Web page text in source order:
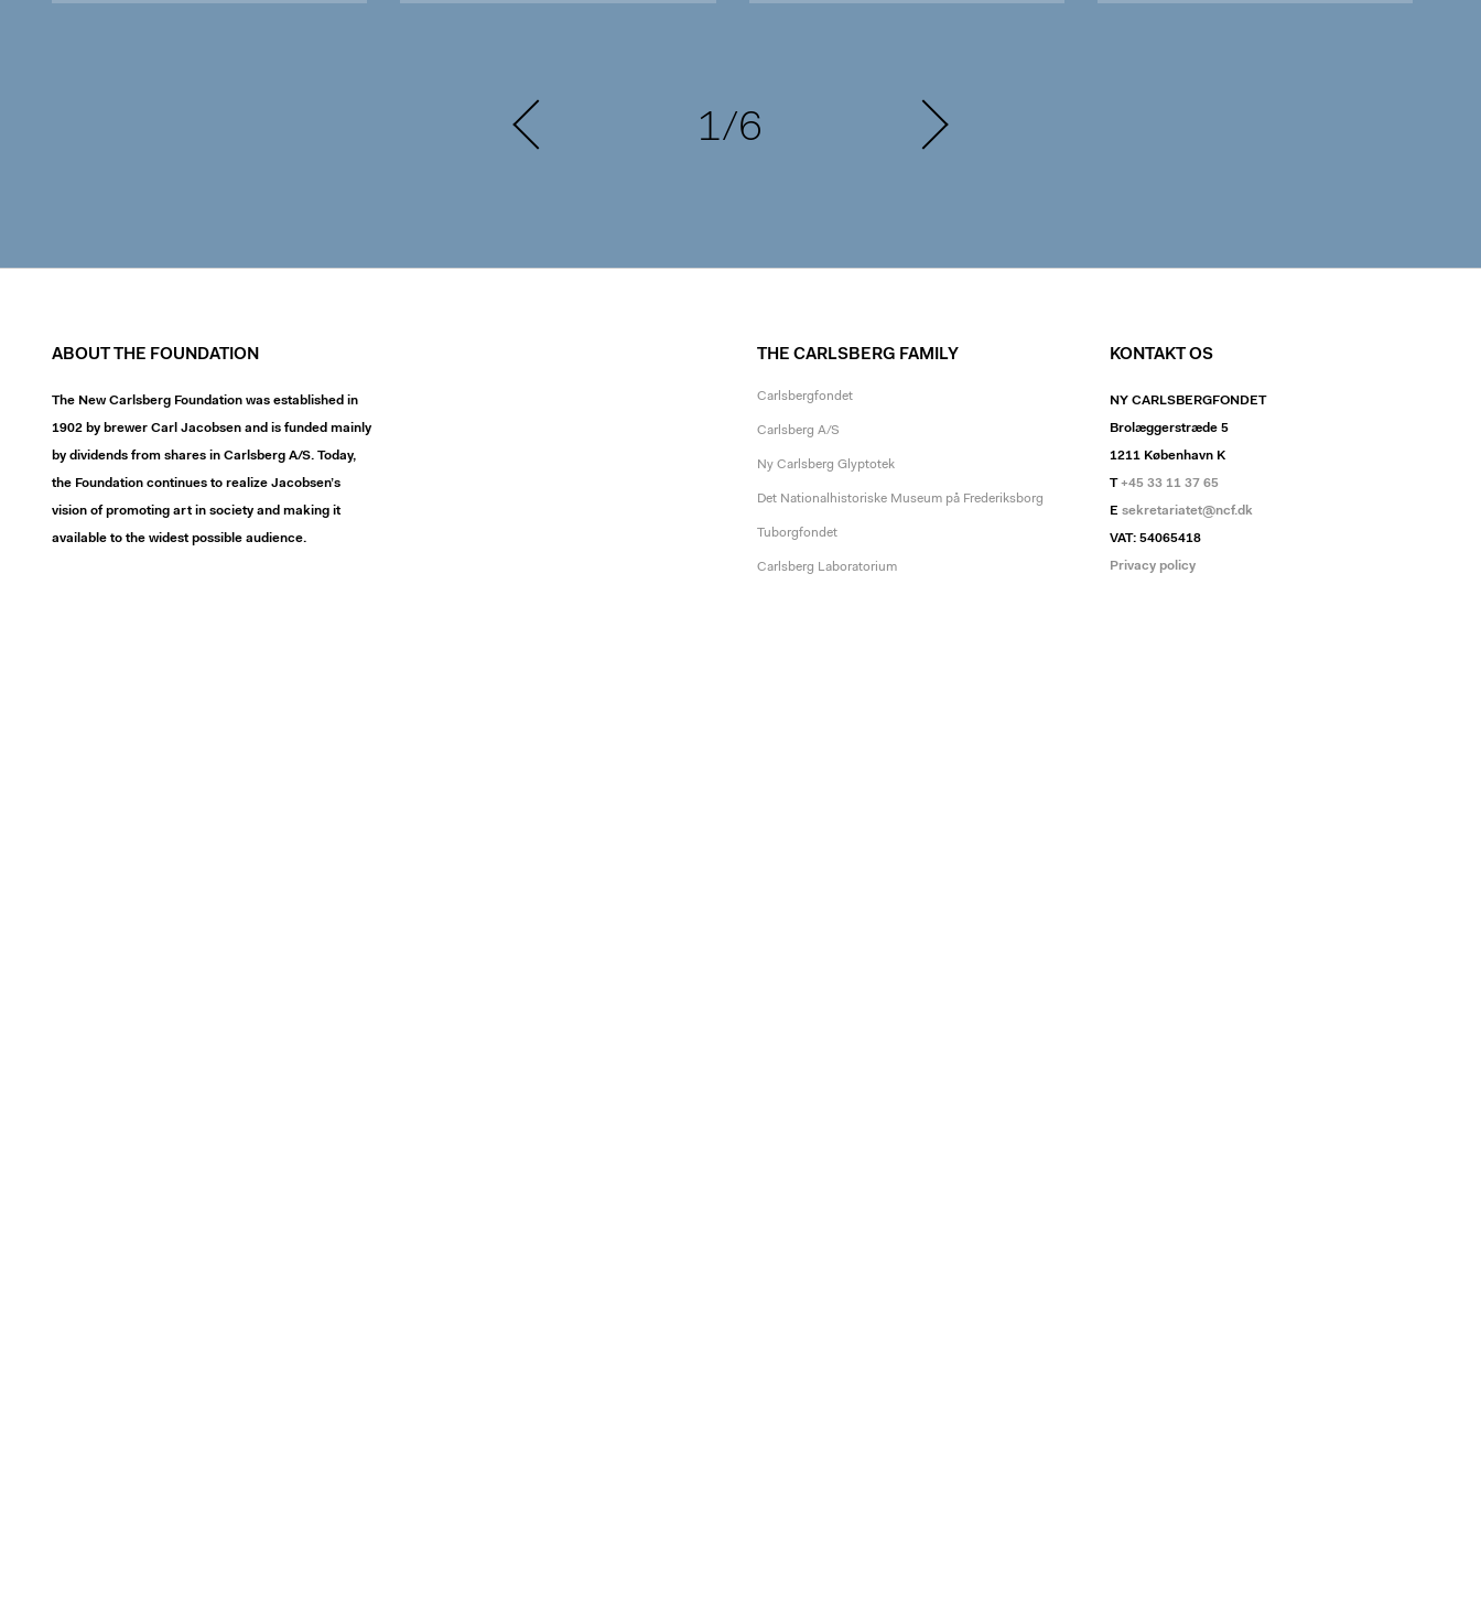
1/6
ABOUT THE FOUNDATION
The New Carlsberg Foundation was established in
1902 by brewer Carl Jacobsen and is funded mainly
by dividends from shares in Carlsberg A/S. Today,
the Foundation continues to realize Jacobsen’s
vision of promoting art in society and making it
available to the widest possible audience.
THE CARLSBERG FAMILY
Carlsbergfondet
Carlsberg A/S
Ny Carlsberg Glyptotek
Det Nationalhistoriske Museum på Frederiksborg
Tuborgfondet
Carlsberg Laboratorium
KONTAKT OS
NY CARLSBERGFONDET
Brolæggerstræde 5
1211 København K
T+45 33 11 37 65
E sekretariatet@ncf.dk
VAT: 54065418
Privacy policy